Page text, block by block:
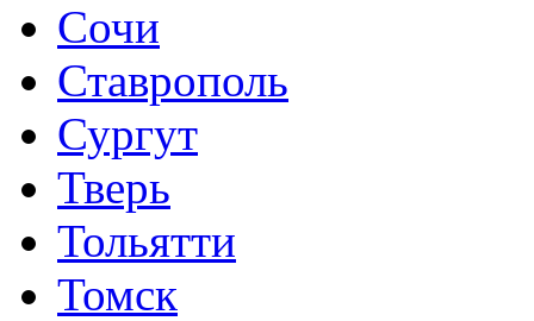
Сочи
Ставрополь
Сургут
Тверь
Тольятти
Томск